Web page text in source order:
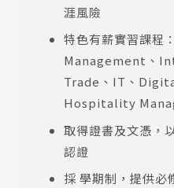
涯風險
特色有薪實習課程
Management、
Trade、IT、
Hospitality
取得證書及文憑，
認證
採 學期制，提供必